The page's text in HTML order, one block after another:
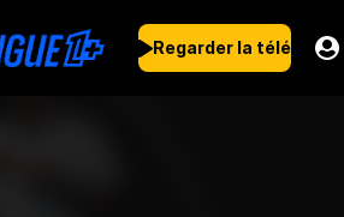
Regarder la télé